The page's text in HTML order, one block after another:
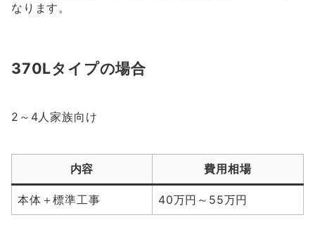
なります。
370Lタイプの場合
2～4人家族向け
内容 費用相場
本体＋標準工事 40万円～55万円